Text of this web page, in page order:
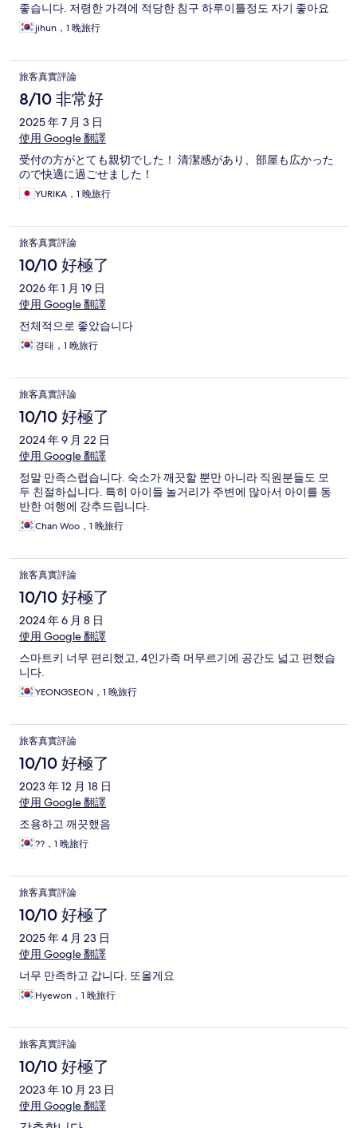
좋습니다. 저령한 가격에 적당한 침구 하루이틀정도 자기 좋아요
jihun，1 晚旅行
旅客真實評論
8/10 非常好
2025 年 7 月 3 日
使用 Google 翻譯
受付の方がとても親切でした！ 清潔感があり、部屋も広かった
ので快適に過ごせました！
YURIKA，1 晚旅行
旅客真實評論
10/10 好極了
2026 年 1 月 19 日
使用 Google 翻譯
전체적으로 좋았습니다
경태，1 晚旅行
旅客真實評論
10/10 好極了
2024 年 9 月 22 日
使用 Google 翻譯
정말 만족스럽습니다. 숙소가 깨끗할 뿐만 아니라 직원분들도 모
두 친절하십니다. 특히 아이들 놀거리가 주변에 많아서 아이를 동
반한 여행에 강추드립니다.
Chan Woo，1 晚旅行
旅客真實評論
10/10 好極了
2024 年 6 月 8 日
使用 Google 翻譯
스마트키 너무 편리했고, 4인가족 머무르기에 공간도 넓고 편했습
니다.
YEONGSEON，1 晚旅行
旅客真實評論
10/10 好極了
2023 年 12 月 18 日
使用 Google 翻譯
조용하고 깨끗했음
??，1 晚旅行
旅客真實評論
10/10 好極了
2025 年 4 月 23 日
使用 Google 翻譯
너무 만족하고 갑니다. 또올게요
Hyewon，1 晚旅行
旅客真實評論
10/10 好極了
2023 年 10 月 23 日
使用 Google 翻譯